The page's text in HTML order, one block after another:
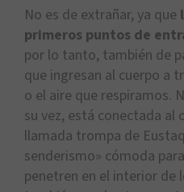
No es de extrañar, ya que
primeros puntos de
por lo tanto, también de
que ingresan al cuerpo a
o el aire que respiramos.
su vez, está conectada al
llamada trompa de
senderismo» cómoda
penetren en el interior de